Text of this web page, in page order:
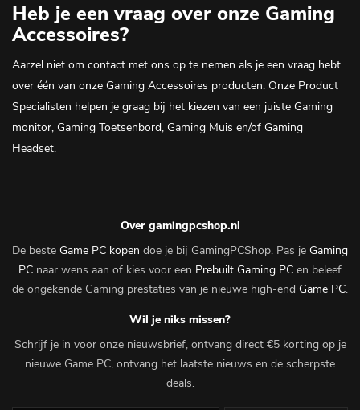
Heb je een vraag over onze Gaming
Accessoires?
Aarzel niet om contact met ons op te nemen als je een vraag hebt
over één van onze Gaming Accessoires producten. Onze Product
Specialisten helpen je graag bij het kiezen van een juiste Gaming
monitor, Gaming Toetsenbord, Gaming Muis en/of Gaming
Headset.
Over gamingpcshop.nl
De beste Game PC kopen doe je bij GamingPCShop. Pas je Gaming
PC naar wens aan of kies voor een Prebuilt Gaming PC en beleef
de ongekende Gaming prestaties van je nieuwe high-end Game PC.
Wil je niks missen?
Schrijf je in voor onze nieuwsbrief, ontvang direct €5 korting op je
nieuwe Game PC, ontvang het laatste nieuws en de scherpste
deals.